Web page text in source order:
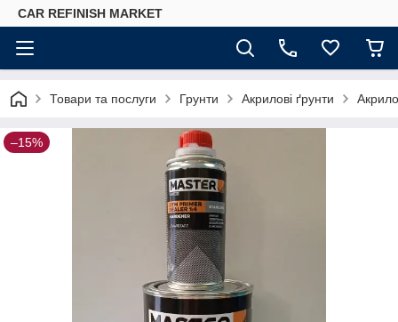
CAR REFINISH MARKET
Товари та послуги Грунти Акрилові ґрунти
–15%